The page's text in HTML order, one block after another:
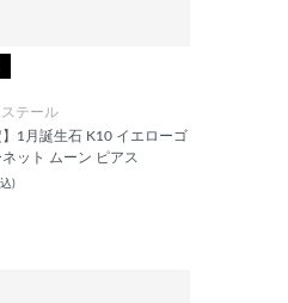
ステール
】1月誕生石 K10 イエローゴ
ット ムーン ピアス
)